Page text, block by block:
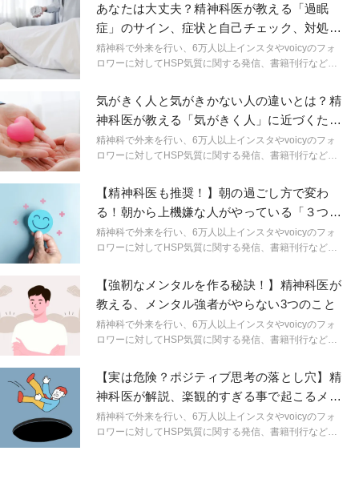
あなたは大丈夫？精神科医が教える「過眠
症」のサイン、症状と自己チェック、対処法
とは？
精神科で外来を行い、6万人以上インスタやvoicyのフォ
ロワーに対してHSP気質に関する発信、書籍刊行など幅
タルヘルスに関する身近なギモンを解説。生きづらいを
ラクにするためのヒントを連載形式で紹介します。
気がきく人と気がきかない人の違いとは？精
神科医が教える「気がきく人」に近づくため
の2つの方法
精神科で外来を行い、6万人以上インスタやvoicyのフォ
ロワーに対してHSP気質に関する発信、書籍刊行など幅
タルヘルスに関する身近なギモンを解説。生きづらいを
ラクにするためのヒントを連載形式で紹介します。
【精神科医も推奨！】朝の過ごし方で変わ
る！朝から上機嫌な人がやっている「３つの
朝習慣」
精神科で外来を行い、6万人以上インスタやvoicyのフォ
ロワーに対してHSP気質に関する発信、書籍刊行など幅
タルヘルスに関する身近なギモンを解説。生きづらいを
ラクにするためのヒントを連載形式で紹介します。
【強靭なメンタルを作る秘訣！】精神科医が
教える、メンタル強者がやらない3つのこと
精神科で外来を行い、6万人以上インスタやvoicyのフォ
ロワーに対してHSP気質に関する発信、書籍刊行など幅
タルヘルスに関する身近なギモンを解説。生きづらいを
ラクにするためのヒントを連載形式で紹介します。
【実は危険？ポジティブ思考の落とし穴】精
神科医が解説、楽観的すぎる事で起こるメン
タルへの悪影響
精神科で外来を行い、6万人以上インスタやvoicyのフォ
ロワーに対してHSP気質に関する発信、書籍刊行など幅